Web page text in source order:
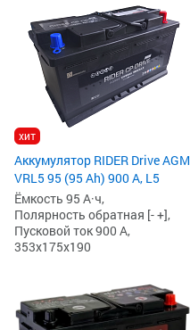
хит
Аккумулятор RIDER Drive AGM
VRL5 95 (95 Ah) 900 А, L5
Ёмкость 95 А·ч,
Полярность обратная [- +],
Пусковой ток 900 А,
353x175x190